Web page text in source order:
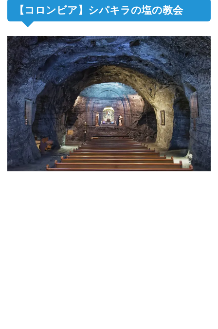
【コロンビア】シパキラの塩の教会